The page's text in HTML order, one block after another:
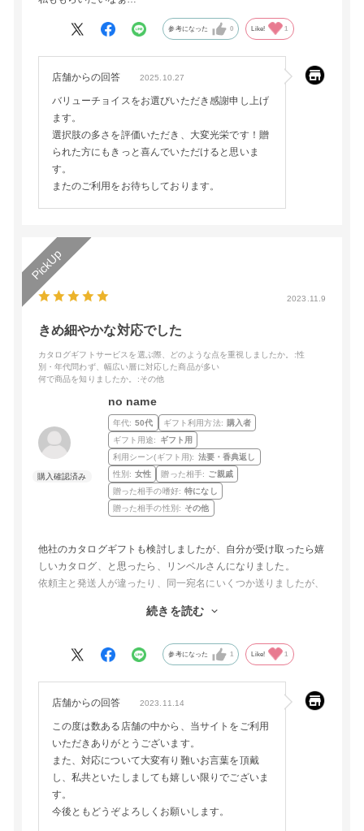
参考になった 0 Like! 1
店舗からの回答 2025.10.27
バリューチョイスをお選びいただき感謝申し上げ
ます。
選択肢の多さを評価いただき、大変光栄です！贈
られた方にもきっと喜んでいただけると思いま
す。
またのご利用をお待ちしております。
2023.11.9
きめ細やかな対応でした
カタログギフトサービスを選ぶ際、どのような点を重視しましたか。
:性
別・年代問わず、幅広い層に対応した商品が多い
何で商品を知りましたか。
:その他
no name
年代: 50代 ギフト利用方法: 購入者
ギフト用途:
ギフト用
利用シーン(ギフト用): 法要・香典返し
性別: 女性 贈った相手: ご親戚
贈った相手の嗜好: 特になし
贈った相手の性別: その他
他社のカタログギフトも検討しましたが、自分が受け取ったら嬉
しいカタログ、と思ったら、リンベルさんになりました。
依頼主と発送人が違ったり、同一宛名にいくつか送りましたが、
細やかに対応してくださり、本当にありがたかったです。
続きを読む
参考になった 1 Like! 1
店舗からの回答 2023.11.14
この度は数ある店舗の中から、当サイトをご利用
いただきありがとうございます。
また、対応について大変有り難いお言葉を頂戴
し、私共といたしましても嬉しい限りでございま
す。
今後ともどうぞよろしくお願いします。